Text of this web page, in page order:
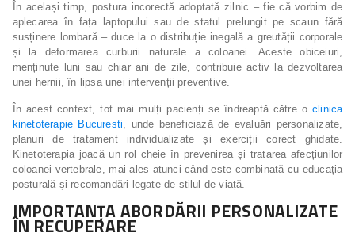
În același timp, postura incorectă adoptată zilnic – fie că vorbim de
aplecarea în fața laptopului sau de statul prelungit pe scaun fără
susținere lombară – duce la o distribuție inegală a greutății corporale
și la deformarea curburii naturale a coloanei. Aceste obiceiuri,
menținute luni sau chiar ani de zile, contribuie activ la dezvoltarea
unei hernii, în lipsa unei intervenții preventive.
În acest context, tot mai mulți pacienți se îndreaptă către o clinica
kinetoterapie Bucuresti, unde beneficiază de evaluări personalizate,
planuri de tratament individualizate și exerciții corect ghidate.
Kinetoterapia joacă un rol cheie în prevenirea și tratarea afecțiunilor
coloanei vertebrale, mai ales atunci când este combinată cu educația
posturală și recomandări legate de stilul de viață.
IMPORTANȚA ABORDĂRII PERSONALIZATE
ÎN RECUPERARE